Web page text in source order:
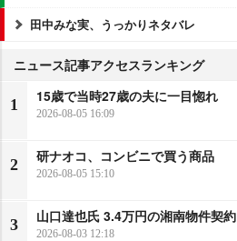
田中みな実、うっかりネタバレ
ニュース記事アクセスランキング
1
15歳で当時27歳の夫に一目惚れ
2026-08-05 16:09
2
研ナオコ、コンビニで買う商品
2026-08-05 15:10
3
山口達也氏 3.4万円の湘南物件契約
2026-08-03 12:18